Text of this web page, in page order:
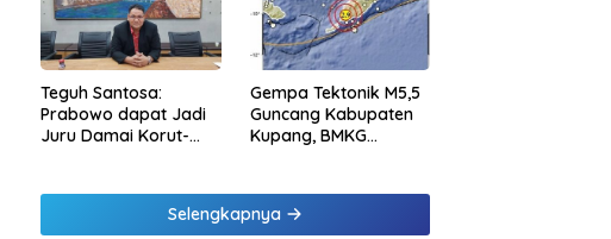
Teguh Santosa:
Prabowo dapat Jadi
Juru Damai Korut-
Gempa Tektonik M5,5
Guncang Kabupaten
Kupang, BMKG
Selengkapnya